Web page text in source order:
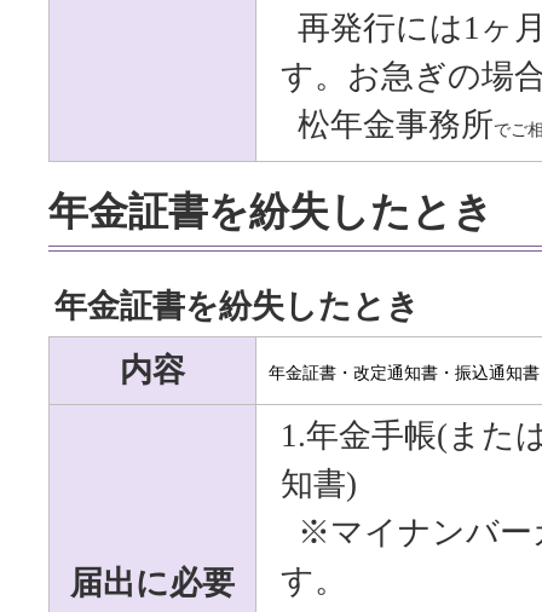
再発行には1ヶ
す。お急ぎの場
松年金事務所でご
年金証書を紛失したとき
年金証書を紛失したとき
内容
年金証書・改定通知書・振込通知
届出に必要
1.年金手帳(また
知書)
※マイナンバー
す。